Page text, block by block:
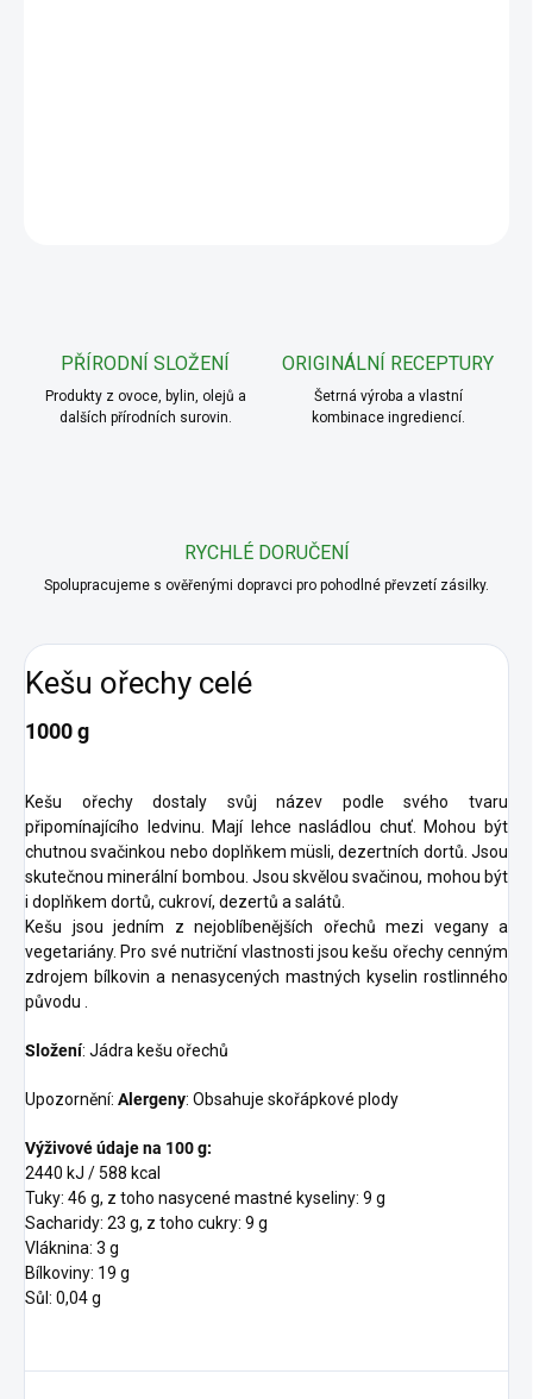
PŘÍRODNÍ SLOŽENÍ
Produkty z ovoce, bylin, olejů a
dalších přírodních surovin.
ORIGINÁLNÍ RECEPTURY
Šetrná výroba a vlastní
kombinace ingrediencí.
RYCHLÉ DORUČENÍ
Spolupracujeme s ověřenými dopravci pro pohodlné převzetí zásilky.
Kešu ořechy celé
1000 g
Kešu ořechy dostaly svůj název podle svého tvaru
připomínajícího ledvinu. Mají lehce nasládlou chuť. Mohou být
chutnou svačinkou nebo doplňkem müsli, dezertních dortů. Jsou
skutečnou minerální bombou. Jsou skvělou svačinou, mohou být
i doplňkem dortů, cukroví, dezertů a salátů.
Kešu jsou jedním z nejoblíbenějších ořechů mezi vegany a
vegetariány. Pro své nutriční vlastnosti jsou kešu ořechy cenným
zdrojem bílkovin a nenasycených mastných kyselin rostlinného
původu .
Složení: Jádra kešu ořechů
Upozornění: Alergeny: Obsahuje skořápkové plody
Výživové údaje na 100 g:
2440 kJ / 588 kcal
Tuky: 46 g, z toho nasycené mastné kyseliny: 9 g
Sacharidy: 23 g, z toho cukry: 9 g
Vláknina: 3 g
Bílkoviny: 19 g
Sůl: 0,04 g